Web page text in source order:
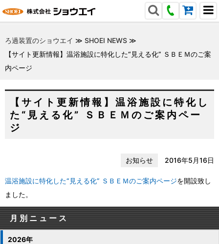
ろ過装置のショウエイ ≫ SHOEI NEWS ≫
【サイト更新情報】温浴施設に特化した“見える化” ＳＢＥＭのご案
内ページ
【サイト更新情報】温浴施設に特化し
た“見える化” ＳＢＥＭのご案内ペー
ジ
お知らせ 2016年5月16日
温浴施設に特化した“見える化” ＳＢＥＭのご案内ページを開設致し
ました。
月別ニュース
2026年